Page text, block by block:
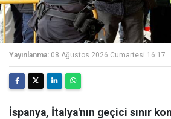
Yayınlanma: 08 Ağustos 2026 Cumartesi 16:17
İspanya, İtalya'nın geçici sınır